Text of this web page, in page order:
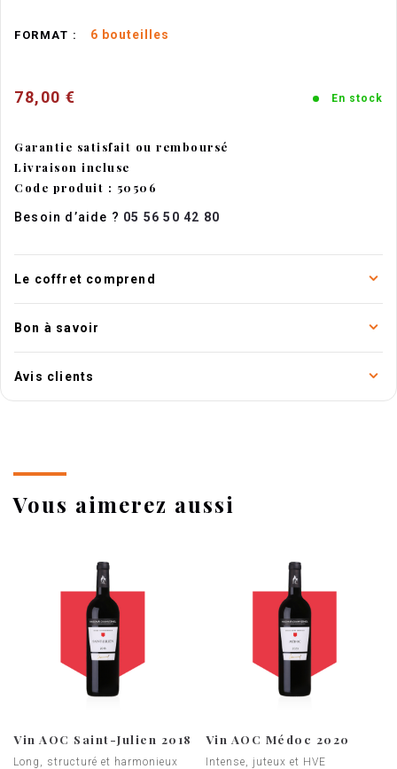
FORMAT : 6 bouteilles
78,00 € En stock
Garantie satisfait ou remboursé
Livraison incluse
Code produit : 50506
Besoin d’aide ? 05 56 50 42 80
Le coffret comprend
Bon à savoir
Avis clients
Vous aimerez aussi
Vin AOC Saint-Julien 2018
Long, structuré et harmonieux
Vin AOC Médoc 2020
Intense, juteux et HVE